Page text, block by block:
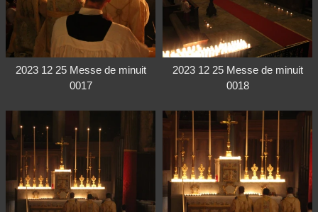
2023 12 25 Messe de minuit
0017
2023 12 25 Messe de minuit
0018